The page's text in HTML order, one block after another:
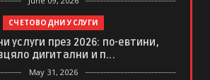
СЧЕТОВОДНИ УСЛУГИ
услуги през 2026: по-евтини,
дигитални и п...
May 31, 2026